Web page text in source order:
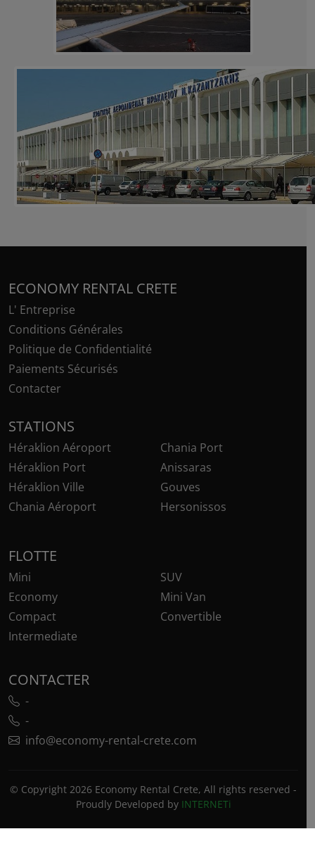
ECONOMY RENTAL CRETE
L' Entreprise
Conditions Générales
Politique de Confidentialité
Paiements Sécurisés
Contacter
STATIONS
Héraklion Aéroport
Héraklion Port
Héraklion Ville
Chania Aéroport
Chania Port
Anissaras
Gouves
Hersonissos
FLOTTE
Mini
Economy
Compact
Intermediate
SUV
Mini Van
Convertible
CONTACTER
-
-
info@economy-rental-crete.com
© Copyright 2026 Economy Rental Crete, All rights reserved -
Proudly Developed by INTERNETi